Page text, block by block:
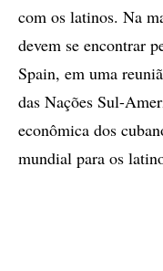
com os latinos. Na
devem se encontrar
Spain, em uma
das Nações Sul-
econômica dos
mundial para os